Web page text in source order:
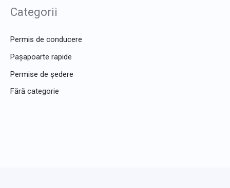
Categorii
Permis de conducere
Pașapoarte rapide
Permise de ședere
Fără categorie